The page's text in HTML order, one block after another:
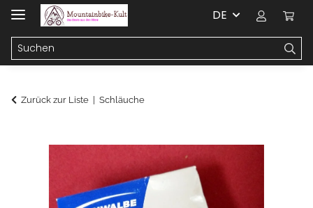
DE
Zurück zur Liste Schläuche